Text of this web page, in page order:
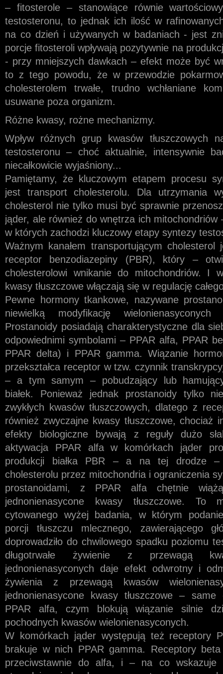
– fitosterole – stanowiące równie
testosteronu, to jednak ich ilość w
na co dzień i używanych w badaniach - jest
porcje fitosteroli wpływają pozytywnie na
- przy mniejszych dawkach – efekt może być
to z tego powodu, że w przewodzie
cholesterolem trwałe, trudno wchłaniane
usuwane poza organizm.
Różne kwasy, rożne mechanizmy.
Wpływ różnych grup kwasów tłuszczowych
testosteronu – choć aktualnie, intensywnie
niecałkowicie wyjaśniony...
Pamiętamy, że kluczowym etapem procesu
jest transport cholesterolu. Dla utrzymania
cholesterol nie tylko musi być sprawnie
jąder, ale również do wnętrza ich mitochondriów
w których zachodzi kluczowy etapy syntezy
Ważnym kanałem transportującym
receptor benzodiazepiny (PBR), który –
cholesterolowi wnikanie do mitochondriów. I
kwasy tłuszczowe włączają się w regulację
Pewne hormony tkankowe, nazywane
niewielką modyfikację wielonienasyconych
Prostanoidy posiadają charakterystyczne dla
odpowiednimi symbolami – PPAR alfa, PPAR
PPAR delta) i PPAR gamma. Wiązanie
przekształca receptor w tzw. czynnik
– a tym samym – pobudzający lub
białek. Ponieważ jednak prostanoidy tylko
zwykłych kwasów tłuszczowych, dlatego z
również zwyczajne kwasy tłuszczowe, chociaż
efekty biologiczne bywają z reguły dużo
aktywacja PPAR alfa w komórkach jąder
produkcji białka PBR – a na tej drodze –
cholesterolu przez mitochondria i ograniczenia
prostanoidami, z PPAR alfa chętnie
jednonienasycone kwasy tłuszczowe. To
cytowanego wyżej badania, w którym
porcji tłuszczu mlecznego, zawierającego
doprowadziło do chwilowego spadku poziomu
długotrwałe żywienie z przewagą
jednonienasyconych daje efekt odwrotny i
żywienia z przewagą kwasów
jednonienasycone kwasy tłuszczowe – same
PPAR alfa, czym blokują wiązanie silnie
pochodnych kwasów wielonienasyconych.
W komórkach jąder występują też receptory
brakuje w nich PPAR gamma. Receptory
przeciwstawnie do alfa, i – na co wskazuje